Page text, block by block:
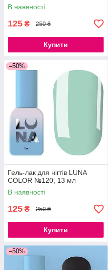
В наявності
125 ₴ 250 ₴
Купити
–50%
Гель-лак для нігтів LUNA
COLOR №120, 13 мл
В наявності
125 ₴ 250 ₴
Купити
–50%